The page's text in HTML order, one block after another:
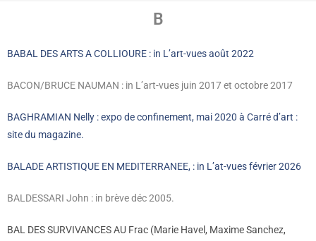
B
BABAL DES ARTS A COLLIOURE : in L’art-vues août 2022
BACON/BRUCE NAUMAN : in L’art-vues juin 2017 et octobre 2017
BAGHRAMIAN Nelly : expo de confinement, mai 2020 à Carré d’art :
site du magazine.
BALADE ARTISTIQUE EN MEDITERRANEE, : in L’at-vues février 2026
BALDESSARI John : in brève déc 2005.
BAL DES SURVIVANCES AU Frac (Marie Havel, Maxime Sanchez,